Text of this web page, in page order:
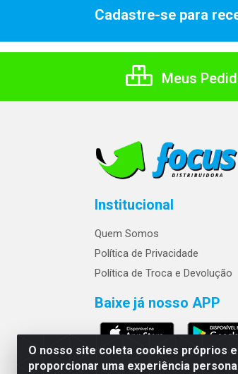
O nosso site coleta cookies próprios
proporcionar uma experiência
Cadastre-se para
Meus
Institucional
Quem Somos
Política de Privacidade
Política de Troca e Devolução
Baixe já nosso APP